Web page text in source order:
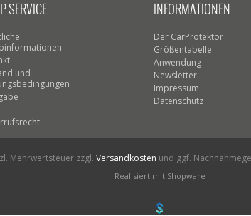
SERVICE
und
INFORMATIONEN
Der CarProtektor
Größentabelle
Anwendung
Newsletter
Impressum
Datenschutz
Mehrwertsteuer zzgl.Versandkosten und ggf.
Realisiert mit Shopware